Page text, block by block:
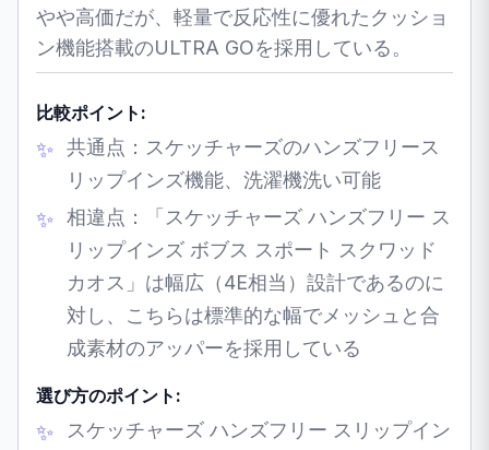
やや高価だが、軽量で反応性に優れたクッショ
ン機能搭載のULTRA GOを採用している。
比較ポイント:
共通点：スケッチャーズのハンズフリース
リップインズ機能、洗濯機洗い可能
相違点：「スケッチャーズ ハンズフリー ス
リップインズ ボブス スポート スクワッド
カオス」は幅広（4E相当）設計であるのに
対し、こちらは標準的な幅でメッシュと合
成素材のアッパーを採用している
選び方のポイント:
スケッチャーズ ハンズフリー スリップイン